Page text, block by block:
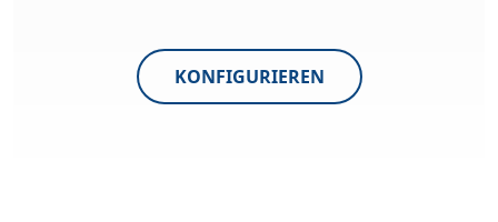
KONFIGURIEREN